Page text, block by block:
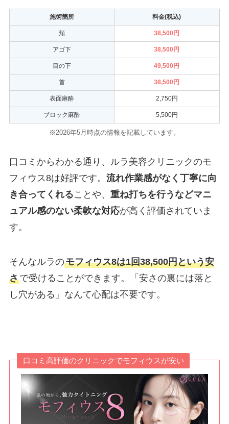
施術箇所 料金(税込)
頬 38,500円
アゴ下 38,500円
目の下 49,500円
首 38,500円
表面麻酔 2,750円
ブロック麻酔 5,500円
※2026年5月時点の情報を記載しています。
口コミからわかる通り、ルラ美容クリニックのモ
フィウス8は好評です。 流れ作業感がなく丁寧に向
き合ってくれることや、 重ね打ちを行うなどマニ
ュアル感のない柔軟な対応が高く評価されていま
す。
そんなルラのモフィウス8は1回38,500円という安
さで受けることができます。「安さの裏には落と
し穴がある」なんて心配は不要です。
口コミ高評価のクリニックでモフィウスが安い